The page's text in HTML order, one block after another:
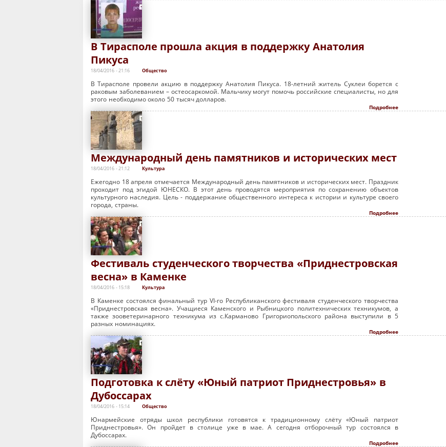
В Тирасполе прошла акция в поддержку Анатолия
Пикуса
18/04/2016 - 21:16 Общество
В Тирасполе провели акцию в поддержку Анатолия Пикуса. 18-летний житель Суклеи борется с
раковым заболеванием – остеосаркомой. Мальчику могут помочь российские специалисты, но для
этого необходимо около 50 тысяч долларов.
Подробнее
Международный день памятников и исторических мест
18/04/2016 - 21:12 Культура
Ежегодно 18 апреля отмечается Международный день памятников и исторических мест. Праздник
проходит под эгидой ЮНЕСКО. В этот день проводятся мероприятия по сохранению объектов
культурного наследия. Цель - поддержание общественного интереса к истории и культуре своего
города, страны.
Подробнее
Фестиваль студенческого творчества «Приднестровская
весна» в Каменке
18/04/2016 - 15:18 Культура
В Каменке состоялся финальный тур VI-го Республиканского фестиваля студенческого творчества
«Приднестровская весна». Учащиеся Каменского и Рыбницкого политехнических техникумов, а
также зооветеринарного техникума из с.Карманово Григориопольского района выступили в 5
разных номинациях.
Подробнее
Подготовка к слёту «Юный патриот Приднестровья» в
Дубоссарах
18/04/2016 - 15:14 Общество
Юнармейские отряды школ республики готовятся к традиционному слёту «Юный патриот
Приднестровья». Он пройдет в столице уже в мае. А сегодня отборочный тур состоялся в
Дубоссарах.
Подробнее